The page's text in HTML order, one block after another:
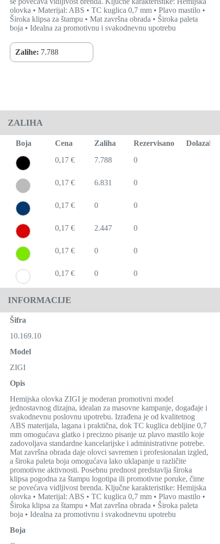
olovka • Materijal: ABS • TC kuglica 0,7 mm • Plavo mastilo •
Široka klipsa za štampu • Mat završna obrada • Široka paleta
boja • Idealna za promotivnu i svakodnevnu upotrebu
Zalihe: 7.788
ZALIHA
Boja Cena Zaliha Rezervisano
Dolazak
0,17 €
7.788 0
0,17 € 6.831 0
0,17 € 0 0
0,17 € 2.447 0
0,17 € 0 0
0,17 € 0 0
INFORMACIJE
Šifra
10.169.10
Model
ZIGI
Opis
Hemijska olovka ZIGI je moderan promotivni model
jednostavnog dizajna, idealan za masovne kampanje, događaje i
svakodnevnu poslovnu upotrebu. Izrađena je od kvalitetnog
ABS materijala, lagana i praktična, dok TC kuglica debljine 0,7
mm omogućava glatko i precizno pisanje uz plavo mastilo koje
zadovoljava standardne kancelarijske i administrativne potrebe.
Mat završna obrada daje olovci savremen i profesionalan izgled,
a široka paleta boja omogućava lako uklapanje u različite
promotivne aktivnosti. Posebnu prednost predstavlja široka
klipsa pogodna za štampu logotipa ili promotivne poruke, čime
se povećava vidljivost brenda. Ključne karakteristike: Hemijska
olovka • Materijal: ABS • TC kuglica 0,7 mm • Plavo mastilo •
Široka klipsa za štampu • Mat završna obrada • Široka paleta
boja • Idealna za promotivnu i svakodnevnu upotrebu
Boja